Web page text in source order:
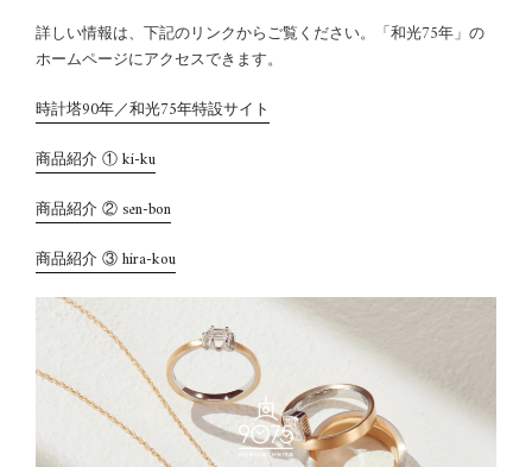
詳しい情報は、下記のリンクからご覧ください。「和光75年」の
ホームページにアクセスできます。
時計塔90年／和光75年特設サイト
商品紹介 ① ki-ku
商品紹介 ② sen-bon
商品紹介 ③ hira-kou